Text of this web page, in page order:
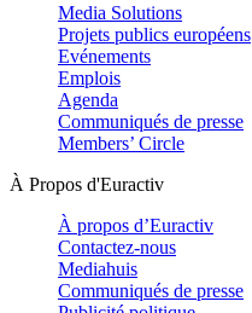
Media Solutions
Projets publics européens
Evénements
Emplois
Agenda
Communiqués de presse
Members’ Circle
À Propos d'Euractiv
À propos d’Euractiv
Contactez-nous
Mediahuis
Communiqués de presse